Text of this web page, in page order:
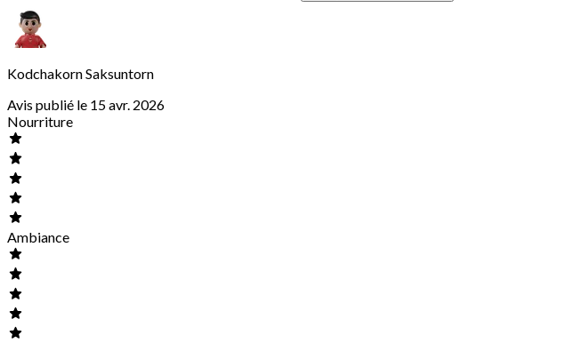
Kodchakorn Saksuntorn
Avis publié le 15 avr. 2026
Nourriture
Ambiance